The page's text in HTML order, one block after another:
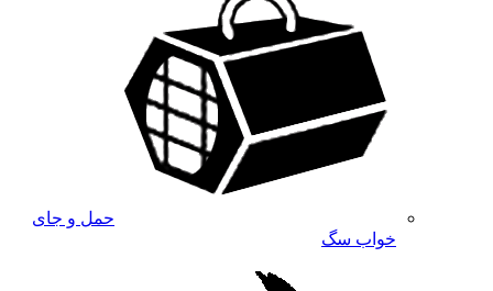
حمل و جای
خواب سگ